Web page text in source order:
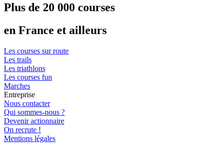
Plus de 20 000 courses
en France et ailleurs
Les courses sur route
Les trails
Les triathlons
Les courses fun
Marches
Entreprise
Nous contacter
Qui sommes-nous ?
Devenir actionnaire
On recrute !
Mentions légales